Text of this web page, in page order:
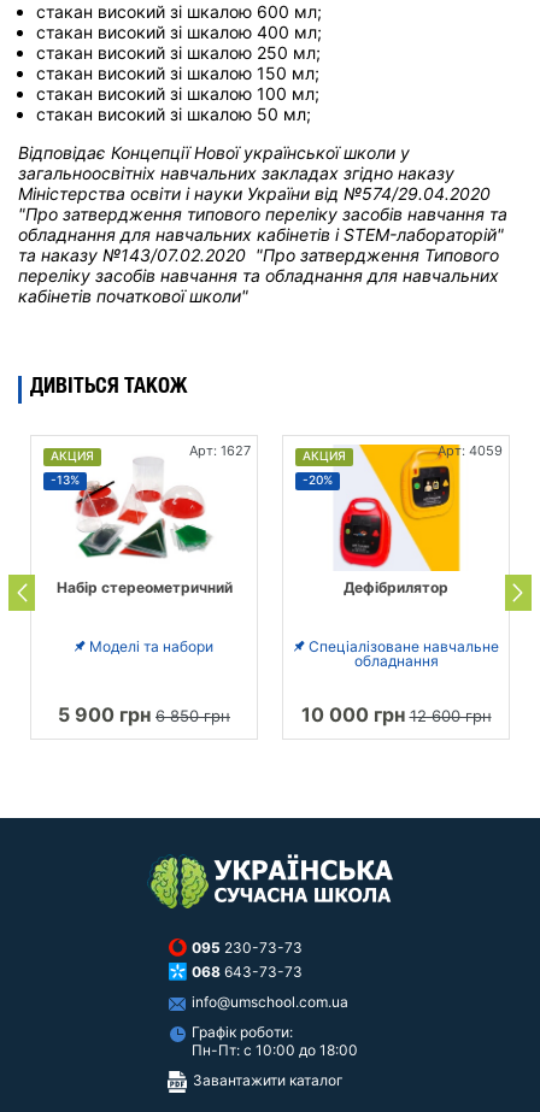
стакан високий зі шкалою 600 мл;
стакан високий зі шкалою 400 мл;
стакан високий зі шкалою 250 мл;
стакан високий зі шкалою 150 мл;
стакан високий зі шкалою 100 мл;
стакан високий зі шкалою 50 мл;
Відповідає Концепції Нової української школи у
загальноосвітніх навчальних закладах згідно наказу
Міністерства освіти і науки України від №574/29.04.2020
"Про затвердження типового переліку засобів навчання та
обладнання для навчальних кабінетів і STEM-лабораторій"
та наказу №143/07.02.2020 "Про затвердження Типового
переліку засобів навчання та обладнання для навчальних
кабінетів початкової школи"
ДИВІТЬСЯ ТАКОЖ
АКЦИЯ
-13%
Арт: 1627
Набір стереометричний
Моделі та набори
5 900 грн 6 850 грн
АКЦИЯ
-20%
Арт: 4059
Дефібрилятор
Спеціалізоване навчальне
обладнання
10 000 грн12 600 грн
095 230-73-73
068 643-73-73
info@umschool.com.ua
Графік роботи:
Пн-Пт: с 10:00 до 18:00
Завантажити каталог